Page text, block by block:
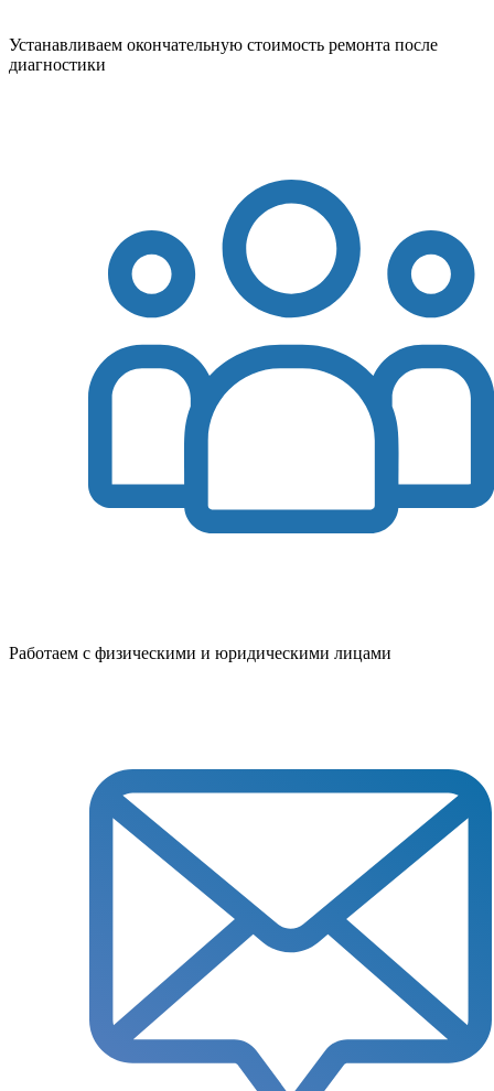
Устанавливаем окончательную стоимость ремонта после
диагностики
Работаем с физическими и юридическими лицами